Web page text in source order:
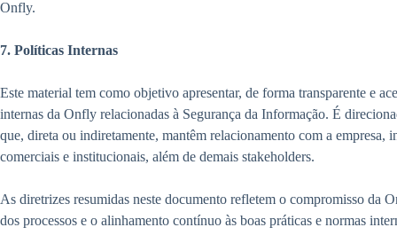
Onfly.
7. Políticas Internas
Este material tem como objetivo apresentar, de forma transparente e
internas da Onfly relacionadas à Segurança da Informação. É
que, direta ou indiretamente, mantêm relacionamento com a empresa,
comerciais e institucionais, além de demais stakeholders.
As diretrizes resumidas neste documento refletem o compromisso da
dos processos e o alinhamento contínuo às boas práticas e normas